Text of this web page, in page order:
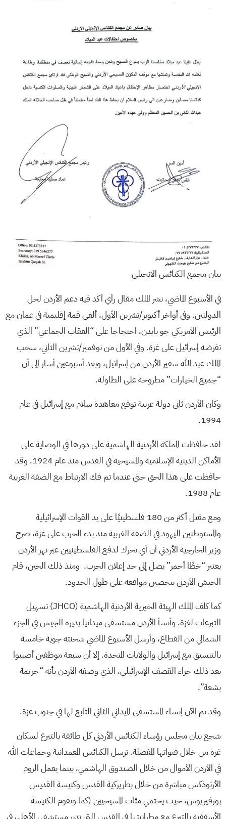
بيان مجمع الكنائس الانجيلي
في الأسبوع الماضي، نشر الملك مقال رأي أكد فيه دعم الأردن لحل
الدولتين. وفي أواخر أكتوبر/تشرين الأول، ألغى قمة إقليمية في عمان مع
الرئيس الأمريكي جو بايدن، احتجاجا على “العقاب الجماعي” الذي
تفرضه إسرائيل على غزة. وفي الأول من نوفمبر/تشرين الثاني، سحب
الملك عبد الله سفير الأردن من إسرائيل، وبعد أسبوعين أشار إلى أن
“جميع الخيارات” مطروحة على الطاولة.
وكان الأردن ثاني دولة عربية توقع معاهدة سلام مع إسرائيل في عام
1994.
لقد حافظت المملكة الأردنية الهاشمية على دورها في الوصاية على
الأماكن الدينية الإسلامية والمسيحية في القدس منذ عام 1924. وقد
حافظت على هذا الحق حتى عندما تم فك الارتباط مع الضفة الغربية
عام 1988.
ومع مقتل أكثر من 180 فلسطينيًا على يد القوات الإسرائيلية
والمستوطنين اليهود في الضفة الغربية منذ بدء الحرب على غزة، صرح
وزير الخارجية الأردني أن أي تحرك لدفع الفلسطينيين عبر نهر الأردن
يعتبر “خطًا أحمر” يصل إلى حد إعلان الحرب. ومنذ ذلك الحين، قام
الجيش الأردني بتحصين مواقعه على طول الحدود.
كما كلف الملك الهيئة الخيرية الأردنية الهاشمية (JHCO) تسهيل
التبرعات لغزة. وأنشأ الأردن مستشفى ميدانيا يديره الجيش في الجزء
الشمالي من القطاع، وأرسل الأسبوع الماضي شحنته جوية خامسة
بالتنسيق مع إسرائيل والولايات المتحدة. إلا أن سبعة موظفين أصيبوا
بعد ذلك جراء القصف الإسرائيلي، الذي وصفه الأردن بأنه “جريمة
بشعة”.
وقد تم الآن إنشاء المستشفى الميداني الثاني التابع لها في جنوب غزة.
شجع بيان مجلس رؤساء الكنائس الأردني كل طائفة بالتبرع لسكان
غزة من خلال قنواتها المفضلة. ترسل الكنائس المعمدانية وجماعات الله
في الأردن الأموال من خلال الصندوق الهاشمي، بينما يعمل الروم
الأرثوذكس مباشرة من خلال بطريركية القدس وكنيسة القديس
بورفيريوس، حيث يحتمي مئات المسيحيين (كما وتقوم الكنيسة